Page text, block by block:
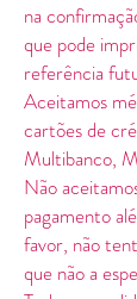
na
que pode
referência
Aceitamos
cartões de
Multibanco,
Não
pagamento
favor, não
que não a